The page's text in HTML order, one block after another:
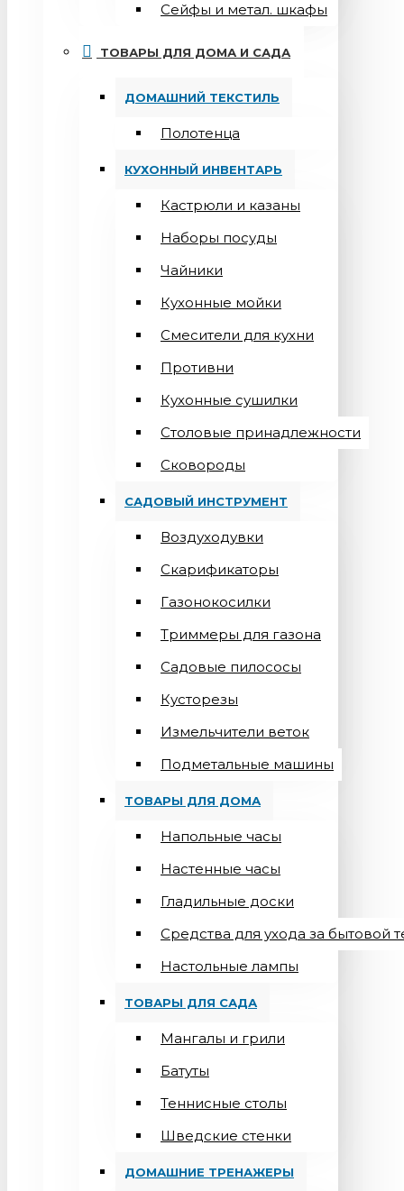
Сейфы и метал. шкафы
ТОВАРЫ ДЛЯ ДОМА И САДА
ДОМАШНИЙ ТЕКСТИЛЬ
Полотенца
КУХОННЫЙ ИНВЕНТАРЬ
Кастрюли и казаны
Наборы посуды
Чайники
Кухонные мойки
Смесители для кухни
Противни
Кухонные сушилки
Столовые принадлежности
Сковороды
САДОВЫЙ ИНСТРУМЕНТ
Воздуходувки
Скарификаторы
Газонокосилки
Триммеры для газона
Садовые пилососы
Кусторезы
Измельчители веток
Подметальные машины
ТОВАРЫ ДЛЯ ДОМА
Напольные часы
Настенные часы
Гладильные доски
Средства для ухода за бытовой
Настольные лампы
ТОВАРЫ ДЛЯ САДА
Мангалы и грили
Батуты
Теннисные столы
Шведские стенки
ДОМАШНИЕ ТРЕНАЖЕРЫ